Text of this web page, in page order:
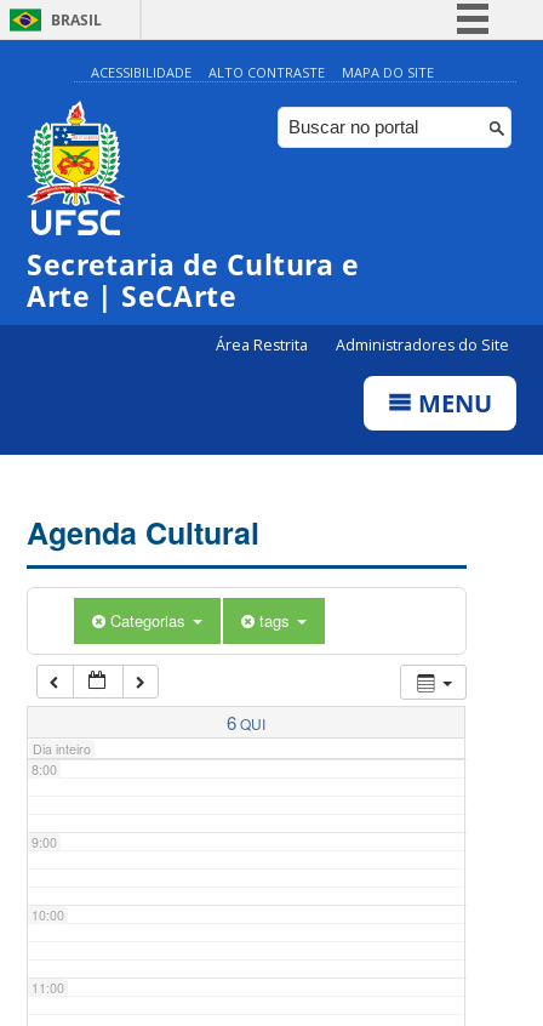
BRASIL
Simplifique!
Comunica BR
Participe
ACESSIBILIDADE ALTO CONTRASTE MAPA DO SITE
Secretaria de Cultura e
Arte | SeCArte
Área Restrita Administradores do Site
MENU
Agenda Cultural
Categorias tags
6QUI
Dia inteiro
0:00
1:00
5:00
7:00
8:00
9:00
10:00
11:00